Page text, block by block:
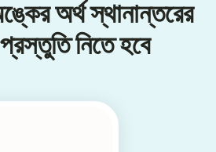
অর্থ স্থানান্তরের
নিতে হবে